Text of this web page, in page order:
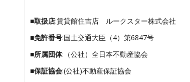
■取扱店:賃貸館住吉店 ルークスター株式会社
■免許番号:国土交通大臣（4）第6847号
■所属団体:（公社）全日本不動産協会
■保証協会:(公社)不動産保証協会